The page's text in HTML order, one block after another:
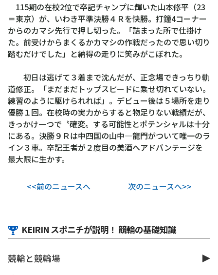
115期の在校2位で卒記チャンプに輝いた山本修平（23
＝東京）が、いわき平準決勝４Ｒを快勝。打鐘4コーナー
からのカマシ先行で押し切った。「詰まった所で仕掛け
た。前受けからまくるかカマシの作戦だったので思い切り
踏むだけでした」と納得の走りに笑みがこぼれた。
初日は逃げて３着まで沈んだが、正念場できっちり軌
道修正。「まだまだトップスピードに乗せ切れていない。
練習のように駆けられれば」。デビュー後は５場所を走り
優勝１回。在校時の実力からすると物足りない戦績だが、
きっかけ一つで〝確変〟する可能性とポテンシャルは十分
にある。決勝９Ｒは中四国の山中―龍門がついて唯一のラ
イン３車。卒記王者が２度目の美酒へアドバンテージを
最大限に生かす。
<<前のニュースへ 次のニュースへ>>
KEIRIN スポニチが説明！ 競輪の基礎知識
競輪と競輪場